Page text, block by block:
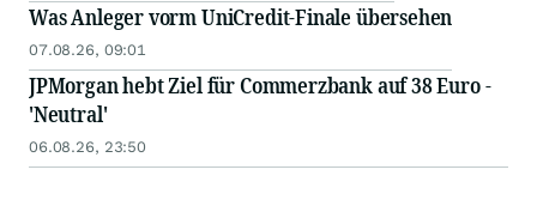
Was Anleger vorm UniCredit-Finale übersehen
07.08.26, 09:01
JPMorgan hebt Ziel für Commerzbank auf 38 Euro -
'Neutral'
06.08.26, 23:50